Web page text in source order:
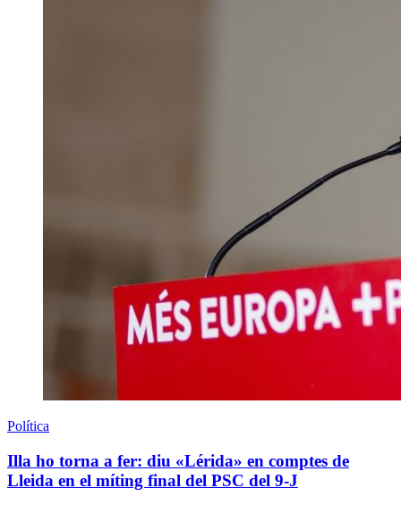
Política
Illa ho torna a fer: diu «Lérida» en comptes de
Lleida en el míting final del PSC del 9-J